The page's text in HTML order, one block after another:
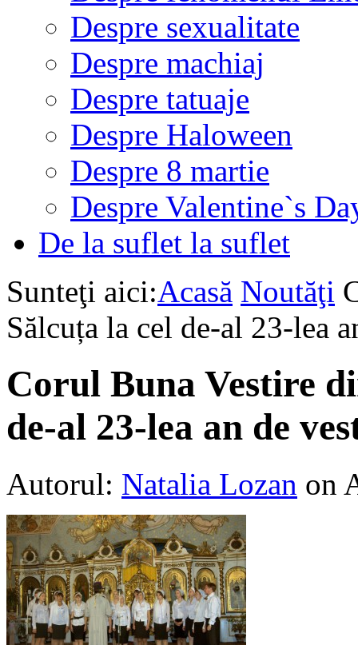
Despre sexualitate
Despre machiaj
Despre tatuaje
Despre Haloween
Despre 8 martie
Despre Valentine`s
De la suflet la suflet
Sunteţi aici:Acasă Noutăţi
Sălcuța la cel de-al 23-lea
Corul Buna Vestire
de-al 23-lea an de
Autorul: Natalia Lozan on